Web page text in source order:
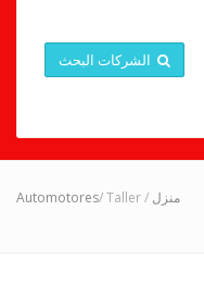
الشركات البحث
منزل /
Automotores/ Taller